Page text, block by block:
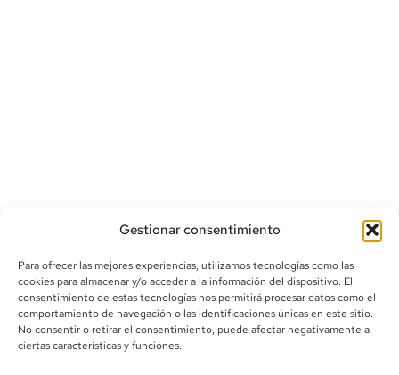
Gestionar consentimiento
Para ofrecer las mejores experiencias, utilizamos tecnologías como las
cookies para almacenar y/o acceder a la información del dispositivo. El
consentimiento de estas tecnologías nos permitirá procesar datos como el
comportamiento de navegación o las identificaciones únicas en este sitio.
No consentir o retirar el consentimiento, puede afectar negativamente a
ciertas características y funciones.
info@canoalibros.com
pedidos@canoalibros.com